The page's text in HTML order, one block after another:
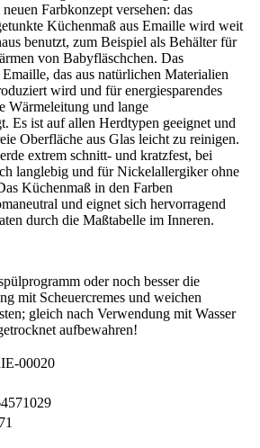
Farbkonzept versehen: das
Küchenmaß aus Emaille wird weit
benutzt, zum Beispiel als Behälter für
von Babyfläschchen. Das
das aus natürlichen Materialien
wird und für energiesparendes
Wärmeleitung und lange
Es ist auf allen Herdtypen geeignet und
Oberfläche aus Glas leicht zu reinigen.
extrem schnitt- und kratzfest, bei
langlebig und für Nickelallergiker ohne
Küchenmaß in den Farben
und eignet sich hervorragend
durch die Maßtabelle im Inneren.
oder noch besser die
mit Scheuercremes und weichen
gleich nach Verwendung mit Wasser
aufbewahren!
00020